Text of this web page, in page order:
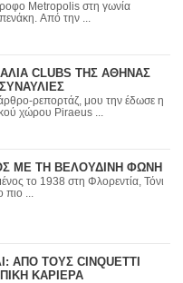
Metropolis στη γωνία
Πανεπιστημίου και Εμμ. Μπενάκη. Από την ...
CLUBS ΤΗΣ ΑΘΗΝΑΣ
ρεπορτάζ, μου την έδωσε η
χώρου Piraeus ...
ΜΕ ΤΗ ΒΕΛΟΥΔΙΝΗ ΦΩΝΗ
το 1938 στη Φλορεντία, Τόνι
πιο ...
ΑΠΟ ΤΟΥΣ CINQUETTI
ΚΑΡΙΕΡΑ